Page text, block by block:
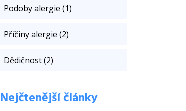
Podoby alergie (1)
Příčiny alergie (2)
Dědičnost (2)
Nejčtenější články